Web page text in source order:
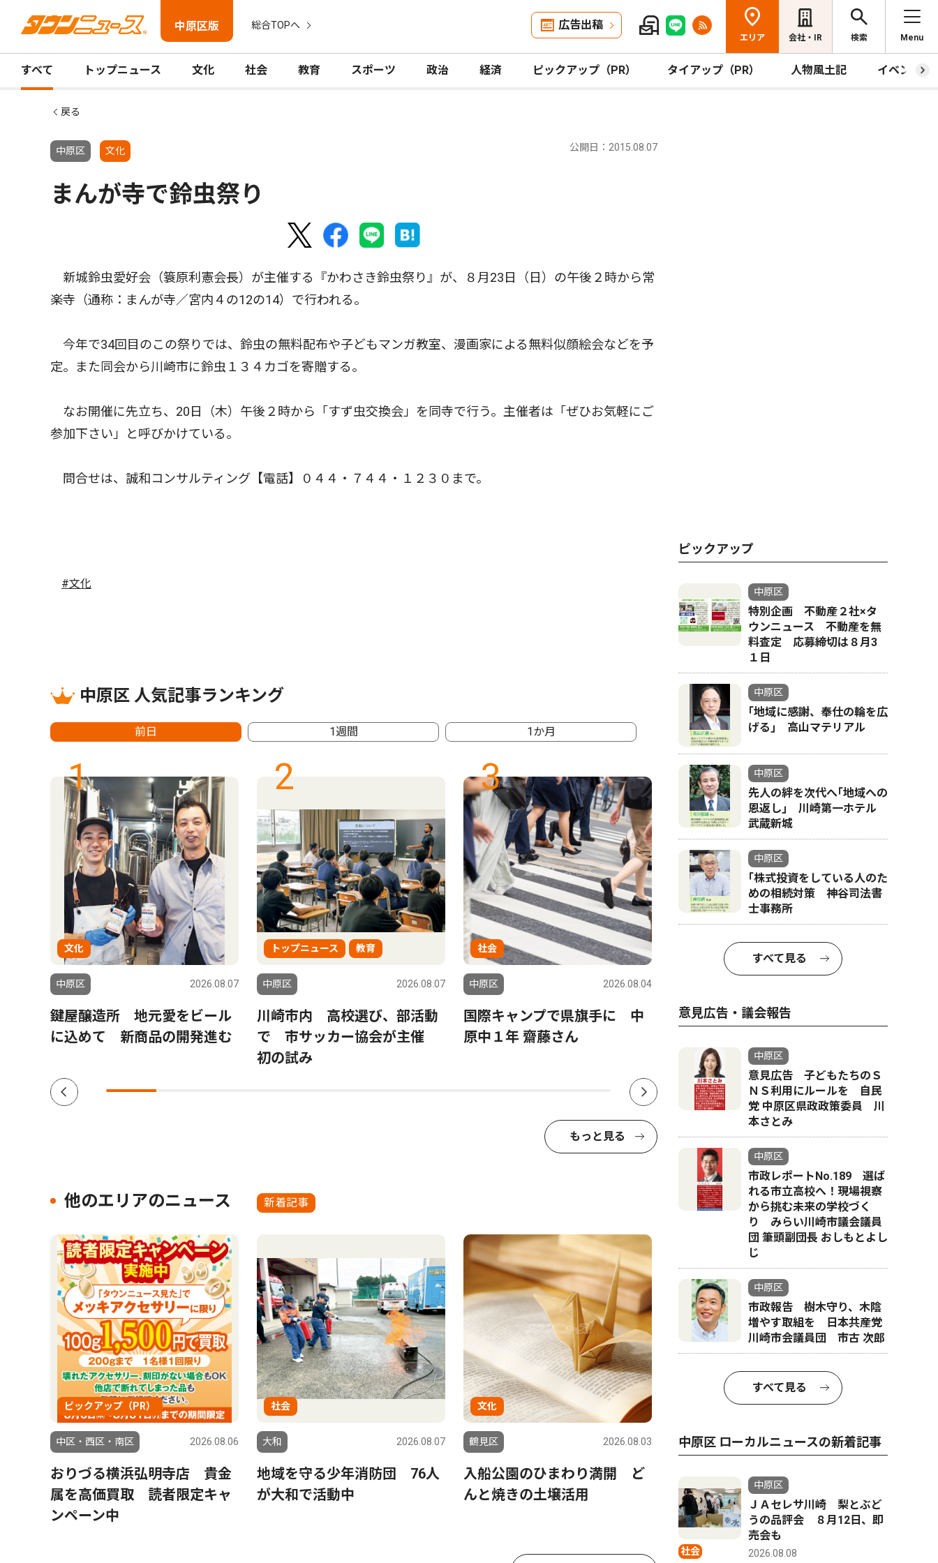
中原区版 総合TOPへ 広告出稿
エリア 会社・IR 検索 Menu
すべて トップニュース 文化 社会 教育 スポーツ 政治 経済 ピックアップ（PR） タイアップ（PR） 人物風土記 イベント
戻る
中原区 文化 公開日：2015.08.07
まんが寺で鈴虫祭り
新城鈴虫愛好会（簑原利憲会長）が主催する『かわさき鈴虫祭り』が、８月23日（日）の午後２時から常
楽寺（通称：まんが寺／宮内４の12の14）で行われる。
今年で34回目のこの祭りでは、鈴虫の無料配布や子どもマンガ教室、漫画家による無料似顔絵会などを予
定。また同会から川崎市に鈴虫１３４カゴを寄贈する。
なお開催に先立ち、20日（木）午後２時から「すず虫交換会」を同寺で行う。主催者は「ぜひお気軽にご
参加下さい」と呼びかけている。
問合せは、誠和コンサルティング【電話】０４４・７４４・１２３０まで。
#文化
中原区 人気記事ランキング
前日 1週間 1か月
1
文化
中原区 2026.08.07
鍵屋醸造所 地元愛をビール
に込めて 新商品の開発進む
2
トップニュース 教育
中原区 2026.08.07
川崎市内 高校選び、部活動
で 市サッカー協会が主催
初の試み
3
社会
中原区 2026.08.04
国際キャンプで県旗手に 中
原中１年 齋藤さん
4
ピックアップ（PR）
先人の絆を次代へ｢地域への恩
もっと見る
他のエリアのニュース 新着記事
ピックアップ（PR）
中区・西区・南区 2026.08.06
おりづる横浜弘明寺店 貴金
属を高価買取 読者限定キャ
ンペーン中
社会
大和 2026.08.07
地域を守る少年消防団 76人
が大和で活動中
文化
鶴見区 2026.08.03
入船公園のひまわり満開 ど
んと焼きの土壌活用
ピックアップ
中原区
特別企画 不動産２社×タ
ウンニュース 不動産を無
料査定 応募締切は８月3
１日
中原区
｢地域に感謝、奉仕の輪を広
げる｣ 高山マテリアル
中原区
先人の絆を次代へ｢地域への
恩返し｣ 川崎第一ホテル
武蔵新城
中原区
｢株式投資をしている人のた
めの相続対策 神谷司法書
士事務所
すべて見る
意見広告・議会報告
中原区
意見広告 子どもたちのＳ
ＮＳ利用にルールを 自民
党 中原区県政政策委員 川
本さとみ
中原区
市政レポートNo.189 選ば
れる市立高校へ！現場視察
から挑む未来の学校づく
り みらい川崎市議会議員
団 筆頭副団長 おしもとよし
じ
中原区
市政報告 樹木守り、木陰
増やす取組を 日本共産党
川崎市会議員団 市古 次郎
すべて見る
中原区 ローカルニュースの新着記事
社会
中原区
ＪＡセレサ川崎 梨とぶど
うの品評会 ８月12日、即
売会も
2026.08.08